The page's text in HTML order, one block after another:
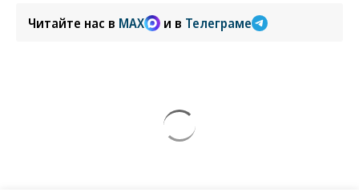
Читайте нас в MAX и в Телеграме